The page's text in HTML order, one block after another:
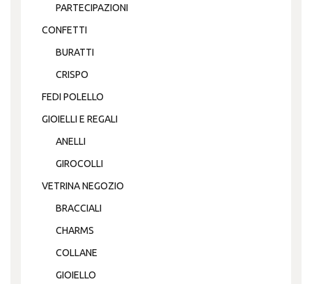
PARTECIPAZIONI
CONFETTI
BURATTI
CRISPO
FEDI POLELLO
GIOIELLI E REGALI
ANELLI
GIROCOLLI
VETRINA NEGOZIO
BRACCIALI
CHARMS
COLLANE
GIOIELLO